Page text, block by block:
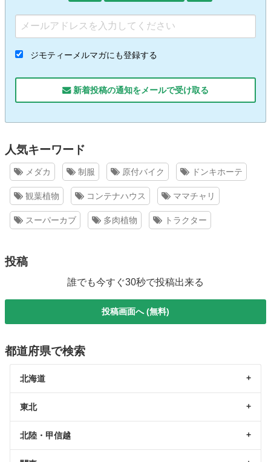
ジモティーメルマガにも登録する
新着投稿の通知をメールで受け取る
人気キーワード
メダカ 制服 原付バイク ドンキホーテ
観葉植物 コンテナハウス ママチャリ
スーパーカブ 多肉植物 トラクター
投稿
誰でも今すぐ30秒で投稿出来る
投稿画面へ (無料)
都道府県で検索
北海道
東北
北陸・甲信越